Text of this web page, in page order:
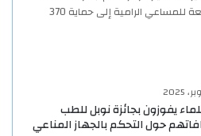
على شلل الأطفال، ما يمنح دفعة للمساعي الرامية إلى حماية 370
يفوزون بجائزة نوبل للطب
حول التحكم بالجهاز المناعي